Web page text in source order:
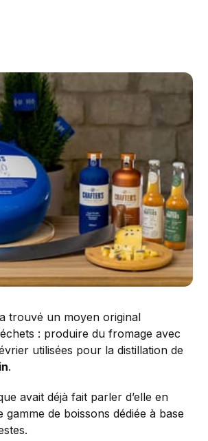
trouvé un moyen original
: produire du fromage avec
utilisées pour la distillation de
.
avait déjà fait parler d’elle en
gamme de boissons dédiée à base